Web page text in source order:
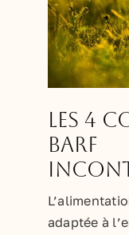
Les 4
BARF
adaptée à